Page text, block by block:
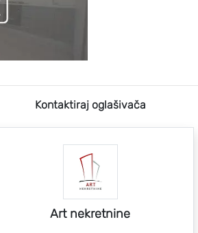
Kontaktiraj oglašivača
Art nekretnine